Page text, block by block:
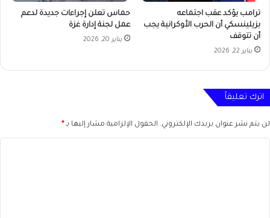
ترامب يؤكد عقب اجتماعه
بزيلينسكي أن الحرب الأوكرانية يجب
أن تتوقف
يناير 22, 2026
حماس تعلن إجراءات جديدة لدعم
عمل لجنة إدارة غزة
يناير 20, 2026
اترك تعليقاً
لن يتم نشر عنوان بريدك الإلكتروني. الحقول الإلزامية مشار إليها بـ*